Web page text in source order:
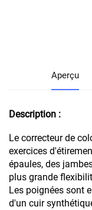
Aperçu
Description :
Le correcteur de
exercices
épaules, des
plus grande
Les poignées sont
d'un cuir